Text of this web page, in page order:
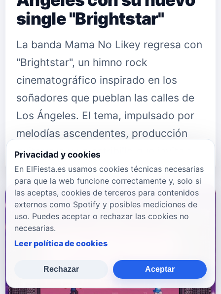
single "Brightstar"
La banda Mama No Likey regresa con
"Brightstar", un himno rock
cinematográfico inspirado en los
soñadores que pueblan las calles de
Los Ángeles. El tema, impulsado por
melodías ascendentes, producción
guitarrera y un estribillo que invita a…
Privacidad y cookies
En ElFiesta.es usamos cookies técnicas necesarias
para que la web funcione correctamente y, solo si
las aceptas, cookies de terceros para contenidos
externos como Spotify y posibles mediciones de
uso. Puedes aceptar o rechazar las cookies no
necesarias.
Leer política de cookies
Rechazar Aceptar